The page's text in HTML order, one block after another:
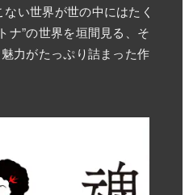
い世界が世の中にはたく
ナ”の世界を垣間見る、そ
力がたっぷり詰まった作